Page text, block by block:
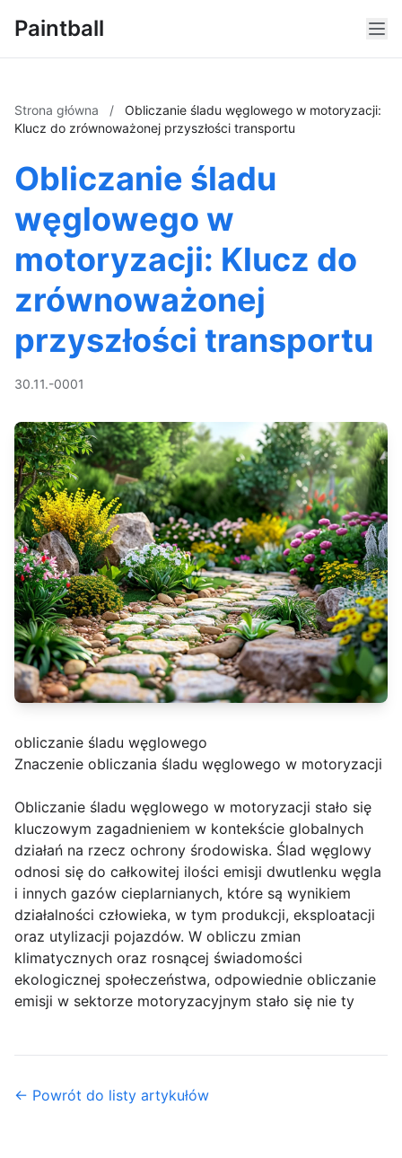
Paintball
Strona główna /
Obliczanie śladu węglowego w motoryzacji:
Klucz do zrównoważonej przyszłości transportu
Obliczanie śladu
węglowego w
motoryzacji: Klucz do
zrównoważonej
przyszłości transportu
30.11.-0001
obliczanie śladu węglowego
Znaczenie obliczania śladu węglowego w motoryzacji
Obliczanie śladu węglowego w motoryzacji stało się
kluczowym zagadnieniem w kontekście globalnych
działań na rzecz ochrony środowiska. Ślad węglowy
odnosi się do całkowitej ilości emisji dwutlenku węgla
i innych gazów cieplarnianych, które są wynikiem
działalności człowieka, w tym produkcji, eksploatacji
oraz utylizacji pojazdów. W obliczu zmian
klimatycznych oraz rosnącej świadomości
ekologicznej społeczeństwa, odpowiednie obliczanie
emisji w sektorze motoryzacyjnym stało się nie ty
← Powrót do listy artykułów